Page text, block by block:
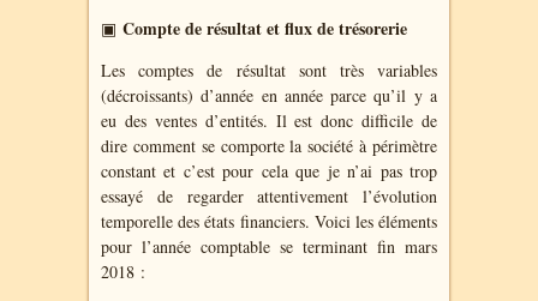
▣ Compte de résultat et flux de trésorerie
Les comptes de résultat sont très variables
(décroissants) d’année en année parce qu’il y a
eu des ventes d’entités. Il est donc difficile de
dire comment se comporte la société à périmètre
constant et c’est pour cela que je n’ai pas trop
essayé de regarder attentivement l’évolution
temporelle des états financiers. Voici les éléments
pour l’année comptable se terminant fin mars
2018 :